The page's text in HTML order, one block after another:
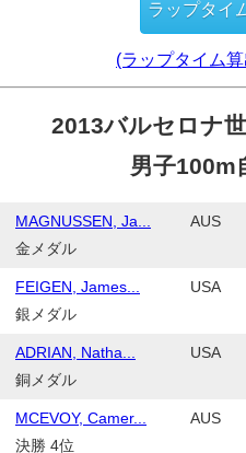
(ラップタイム
2013バルセロナ
男子100m
MAGNUSSEN, Ja...
金メダル
AUS
FEIGEN, James...
銀メダル
USA
ADRIAN, Natha...
銅メダル
USA
MCEVOY, Camer...
決勝 4位
AUS